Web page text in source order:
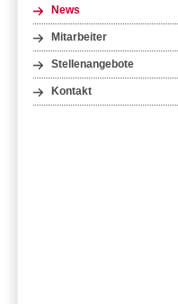
News
Mitarbeiter
Stellenangebote
Kontakt